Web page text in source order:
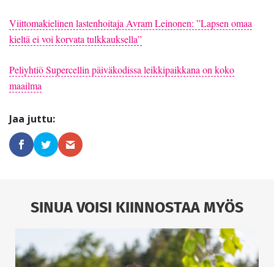
Viittomakielinen lastenhoitaja Avram Leinonen: ”Lapsen omaa
kieltä ei voi korvata tulkkauksella”
Peliyhtiö Supercellin päiväkodissa leikkipaikkana on koko
maailma
SINUA VOISI KIINNOSTAA MYÖS